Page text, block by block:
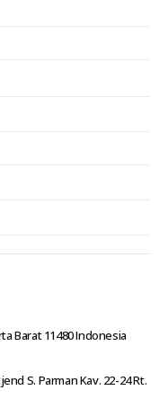
Barat 11480 Indonesia
S. Parman Kav. 22-24 Rt.